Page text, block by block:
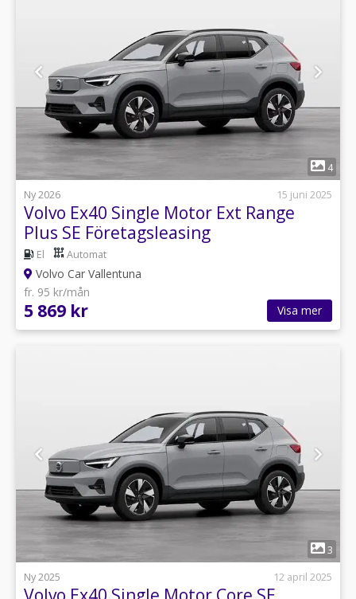
4
Ny 2026
15 juni 2025
Volvo Ex40 Single Motor Ext Range
Plus SE Företagsleasing
El Automat
Volvo Car Vallentuna
fr. 95 kr/mån
5 869 kr Visa mer
3
Ny 2025
12 april 2025